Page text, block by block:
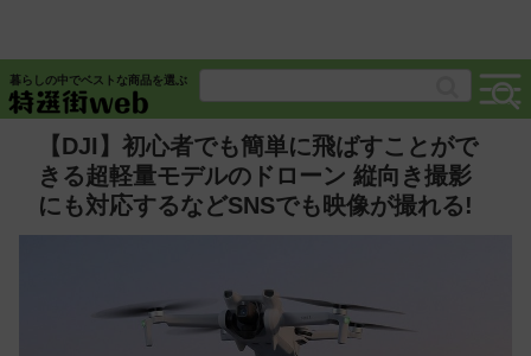
暮らしの中でベストな商品を選ぶ
【DJI】初心者でも簡単に飛ばすことがで
きる超軽量モデルのドローン 縦向き撮影
にも対応するなどSNSでも映像が撮れる!